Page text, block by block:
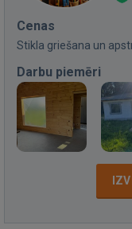
Cenas
Stikla griešana un
Darbu piemēri